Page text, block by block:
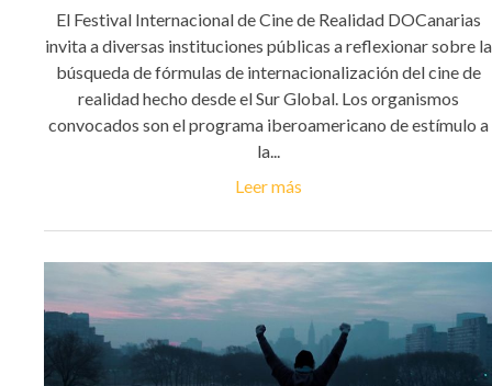
El Festival Internacional de Cine de Realidad DOCanarias
invita a diversas instituciones públicas a reflexionar sobre la
búsqueda de fórmulas de internacionalización del cine de
realidad hecho desde el Sur Global. Los organismos
convocados son el programa iberoamericano de estímulo a
la...
Leer más